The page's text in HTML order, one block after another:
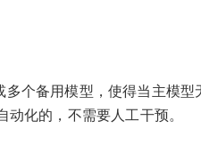
个备用模型，使得当主模型
化的，不需要人工干预。